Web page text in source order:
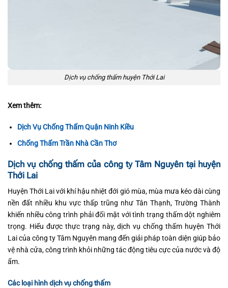
Dịch vụ chống thấm huyện Thới Lai
Xem thêm:
Dịch Vụ Chống Thấm Quận Ninh Kiều
Chống Thấm Trần Nhà Cần Thơ
Dịch vụ chống thấm của công ty Tâm Nguyên tại huyện
Thới Lai
Huyện Thới Lai với khí hậu nhiệt đới gió mùa, mùa mưa kéo dài cùng
nền đất nhiều khu vực thấp trũng như Tân Thạnh, Trường Thành
khiến nhiều công trình phải đối mặt với tình trạng thấm dột nghiêm
trọng. Hiểu được thực trạng này, dịch vụ chống thấm huyện Thới
Lai của công ty Tâm Nguyên mang đến giải pháp toàn diện giúp bảo
vệ nhà cửa, công trình khỏi những tác động tiêu cực của nước và độ
ẩm.
Các loại hình dịch vụ chống thấm